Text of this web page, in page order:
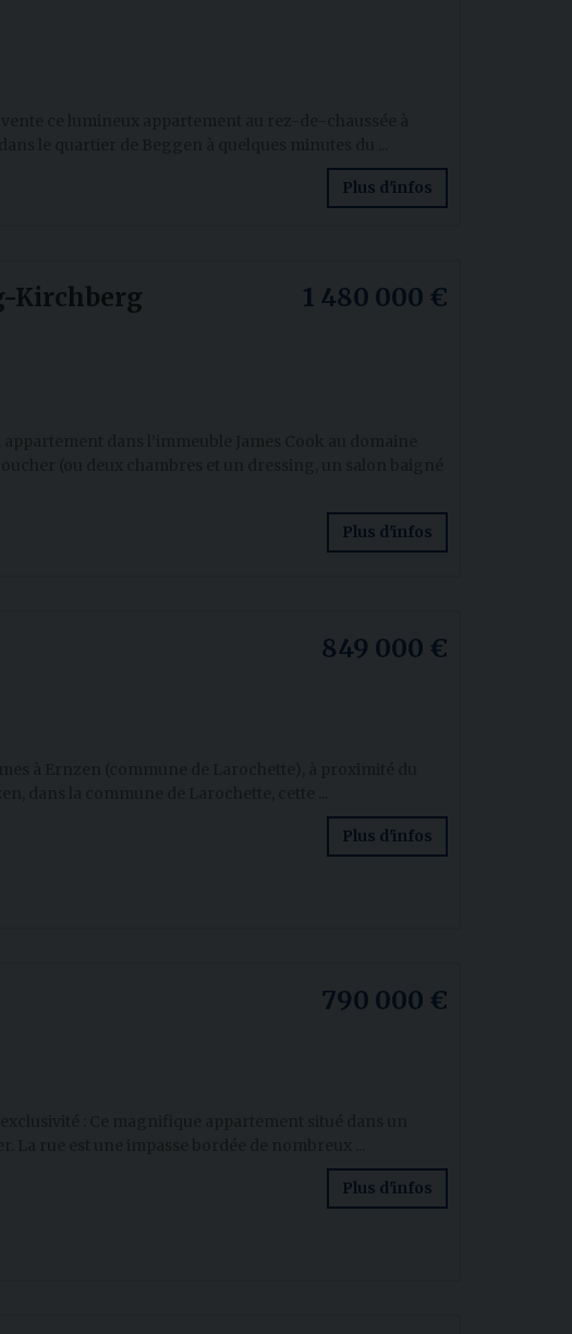
Plus d'infos
Kirchberg 1 480 000 €
Plus d'infos
849 000 €
Plus d'infos
790 000 €
Plus d'infos